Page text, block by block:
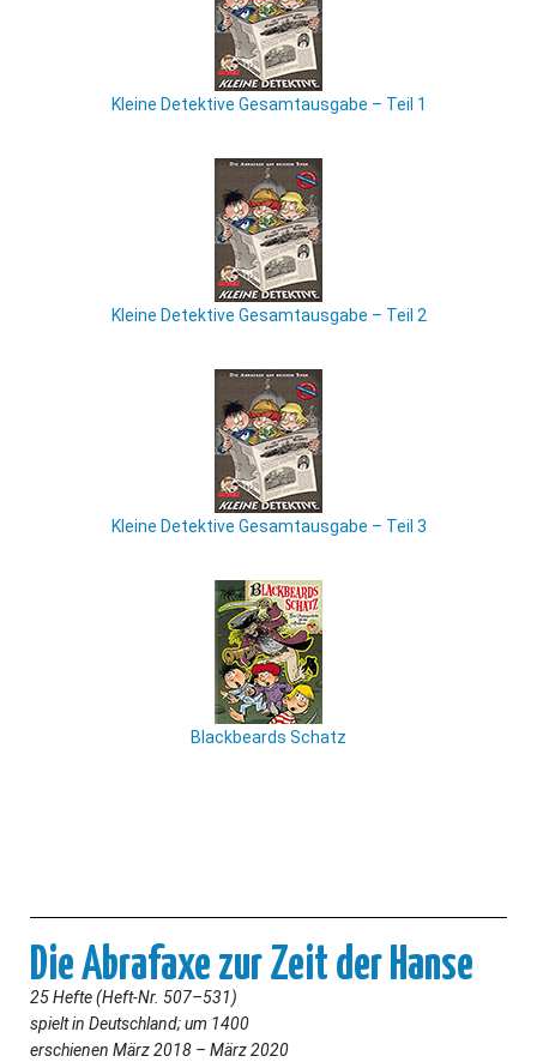
Kleine Detektive Gesamtausgabe – Teil 1
Kleine Detektive Gesamtausgabe – Teil 2
Kleine Detektive Gesamtausgabe – Teil 3
Blackbeards Schatz
Die Abrafaxe zur Zeit der Hanse
25 Hefte (Heft-Nr. 507–531)
spielt in Deutschland; um 1400
erschienen März 2018 – März 2020